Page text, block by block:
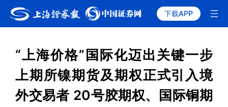
下载APP
“上海价格”国际化迈出关键一步
上期所镍期货及期权正式引入境
外交易者 20号胶期权、国际铜期